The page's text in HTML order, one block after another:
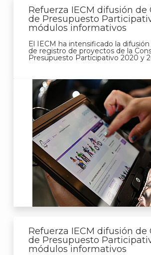
Refuerza IECM difusión de
de Presupuesto
módulos informativos
El IECM ha intensificado la
de registro de proyectos de la
Presupuesto Participativo 2020 y
Refuerza IECM difusión de
de Presupuesto
módulos informativos